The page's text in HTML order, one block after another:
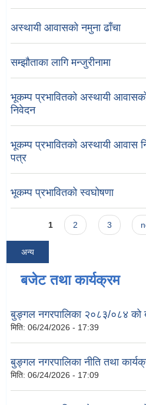
अस्थायी आवासको नमुना ढाँचा
सम्झौताका लागि मन्जुरीनामा
भूकम्प प्रभावितको अस्थायी
निवेदन
भूकम्प प्रभावितको अस्थायी आवास
पत्र
भूकम्प प्रभावितको स्वघोषणा
Pages
1 2 3
अन्य
बजेट तथा कार्यक्रम
बुङ्गल नगरपालिका २०८३/०८४ को
मिति: 06/24/2026 - 17:39
बुङ्गल नगरपालिका नीति तथा
मिति: 06/24/2026 - 17:09